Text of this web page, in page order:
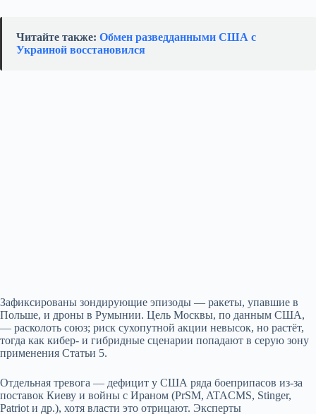
Читайте также: Обмен разведданными США с
Украиной восстановился
Зафиксированы зондирующие эпизоды — ракеты, упавшие в
Польше, и дроны в Румынии. Цель Москвы, по данным США,
— расколоть союз; риск сухопутной акции невысок, но растёт,
тогда как кибер- и гибридные сценарии попадают в серую зону
применения Статьи 5.
Отдельная тревога — дефицит у США ряда боеприпасов из‑за
поставок Киеву и войны с Ираном (PrSM, ATACMS, Stinger,
Patriot и др.), хотя власти это отрицают. Эксперты